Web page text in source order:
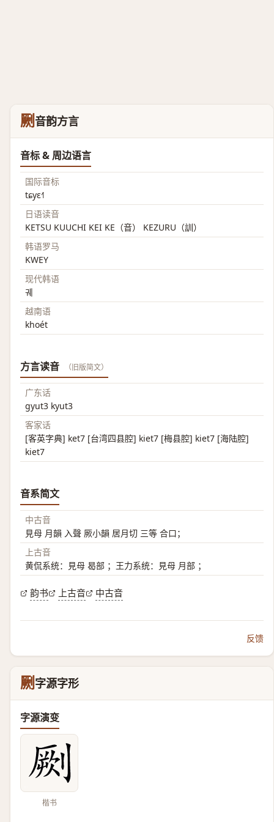
劂 音韵方言
音标 & 周边语言
国际音标
tɕyɛ˧˥
日语读音
KETSU KUUCHI KEI KE（音） KEZURU（訓）
韩语罗马
KWEY
现代韩语
궤
越南语
khoét
方言读音 （旧版简文）
广东话
gyut3 kyut3
客家话
[客英字典] ket7 [台湾四县腔] kiet7 [梅县腔] kiet7 [海陆腔]
kiet7
音系简文
中古音
見母 月韻 入聲 厥小韻 居月切 三等 合口；
上古音
黄侃系统：見母 曷部 ；王力系统：見母 月部 ；
韵书 上古音 中古音
反馈
劂 字源字形
字源演变
楷书